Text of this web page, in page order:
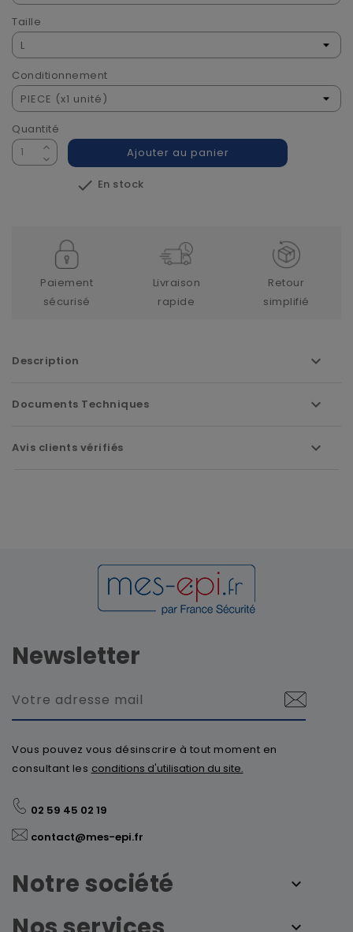
Taille
Conditionnement
Quantité
Ajouter au panier
 En stock
Paiement
sécurisé
Livraison
rapide
Retour
simplifié
Description
Documents Techniques
Avis clients vérifiés
Newsletter
Vous pouvez vous désinscrire à tout moment en
consultant les conditions d'utilisation du site.
02 59 45 02 19
contact@mes-epi.fr
Notre société